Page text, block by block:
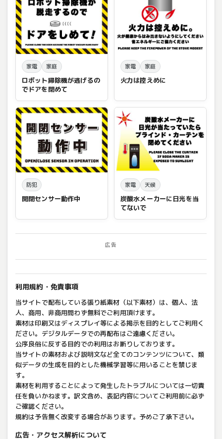
家電 家庭
ロボット掃除機が逃げるの
でドアを閉めて
家電 家庭
火力は控えめに
防犯
開閉センサー動作中
家電 天候
炭酸水メーカーに日光を当
てないで
広告
利用規約・免責事項
当サイトで配布している張り紙素材（以下素材）は、個人、法
人、商用、非商用問わず無料でご利用頂けます。
素材は印刷又はディスプレイ等による掲示を目的としてご利用く
ださい。デジタルデータでの再配布はご遠慮ください。
公序良俗に反する目的での利用はお断りしております。
当サイトの素材および説明文など全てのコンテンツについて、類
似データの生成を目的とした機械学習等に用いることを禁じま
す。
素材を利用することによって発生したトラブルについては一切責
任を負いかねます。訳文含め、表記内容についてご利用前に必ず
ご確認ください。
規約は予告無く改変する場合があります。予めご了承下さい。
広告・アクセス解析について